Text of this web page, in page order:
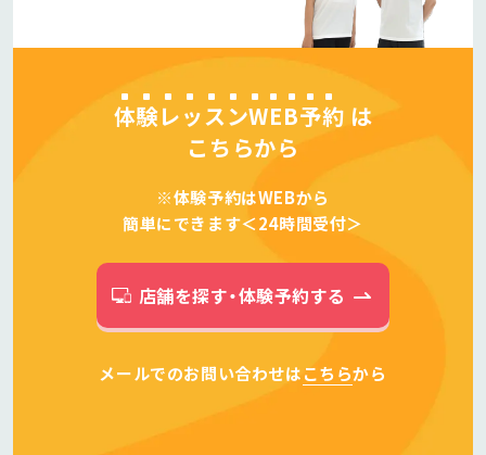
体験レッスンWEB予約 は
こちらから
※体験予約はWEBから
簡単にできます＜24時間受付＞
店舗を探す・体験予約する
メールでのお問い合わせはこちらから